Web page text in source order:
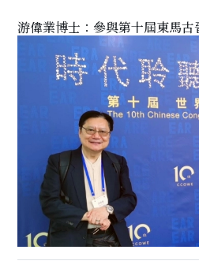
游偉業博士：參與第十屆東馬古